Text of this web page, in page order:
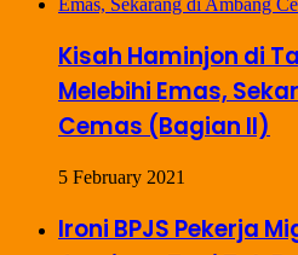
Kisah Haminjon di
Melebihi Emas,
Cemas (Bagian II)
5 February 2021
Ironi BPJS Pekerja